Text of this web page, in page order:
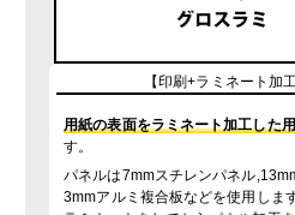
【印刷+ラミネート加
用紙の表面をラミネート加工した
す。
パネルは7mmスチレンパネル
3mmアルミ複合板などを使用します